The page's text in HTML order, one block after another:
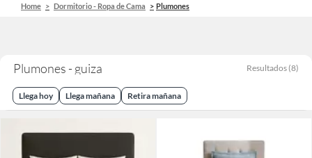
Home Dormitorio - Ropa de Cama Plumones
Plumones - guiza Resultados (8)
Llega hoy Llega mañana Retira mañana